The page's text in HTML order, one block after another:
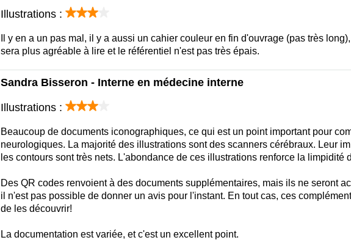
Illustrations :
Il y en a un pas mal, il y a aussi un cahier couleur en fin d'ouvrage (pas très
sera plus agréable à lire et le référentiel n'est pas très épais.
Sandra Bisseron - Interne en médecine interne
Illustrations :
Beaucoup de documents iconographiques, ce qui est un point important pour
neurologiques. La majorité des illustrations sont des scanners cérébraux. Leur
les contours sont très nets. L'abondance de ces illustrations renforce la limpidité
Des QR codes renvoient à des documents supplémentaires, mais ils ne seront
il n'est pas possible de donner un avis pour l'instant. En tout cas, ces
de les découvrir!
La documentation est variée, et c'est un excellent point.